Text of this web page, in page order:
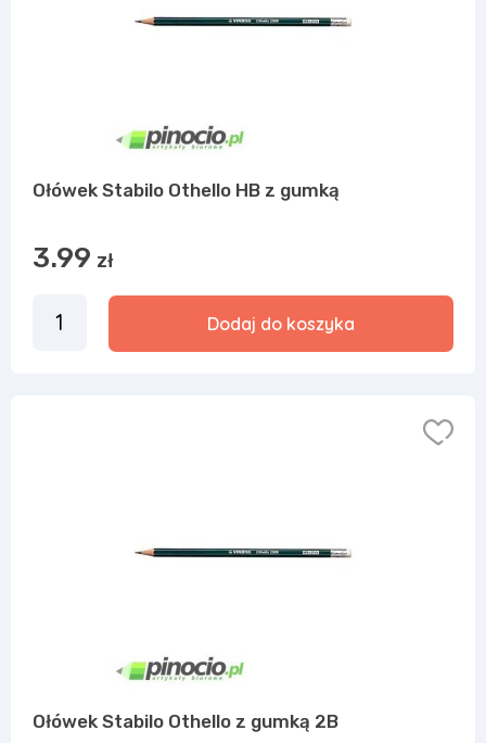
Ołówek Stabilo Othello HB z gumką
3.99 zł
Dodaj do koszyka
Ołówek Stabilo Othello z gumką 2B